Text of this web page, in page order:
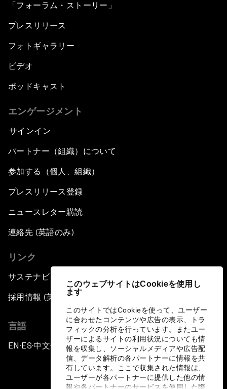
このウェブサイトはCookieを使用し
ます
このサイトではCookieを使って、ユーザー
に合わせたコンテンツや広告の表示、トラ
フィックの分析を行っています。またユー
ザーによるサイトの利用状況についても情
報を収集し、ソーシャルメディアや広告配
信、データ解析の各パートナーに情報を共
有しています。ここで収集された情報は、
ユーザーが各パートナーに提供した他の情
報や各パートナーのサービスを使用した際
「フォーラム・ストーリー」
プレスリリース
フォトギャラリー
ビデオ
ポッドキャスト
エンゲージメント
サインイン
パートナー（組織）について
参加する（個人、組織）
プレスリリース登録
ニュースレター購読
連絡先 (英語のみ)
リンク
サステナビリティへの取り組み
採用情報 (英語のみ)
言語
EN ▪ ES▪中文▪ 日本語